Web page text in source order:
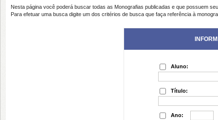
Nesta página você poderá buscar todas as Monografias publicadas e que possuem
Para efetuar uma busca digite um dos critérios de busca que faça referência à
Aluno:
Título:
Ano: